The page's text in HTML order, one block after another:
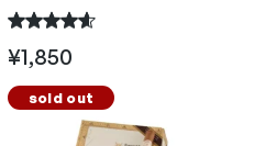
¥1,850
sold out